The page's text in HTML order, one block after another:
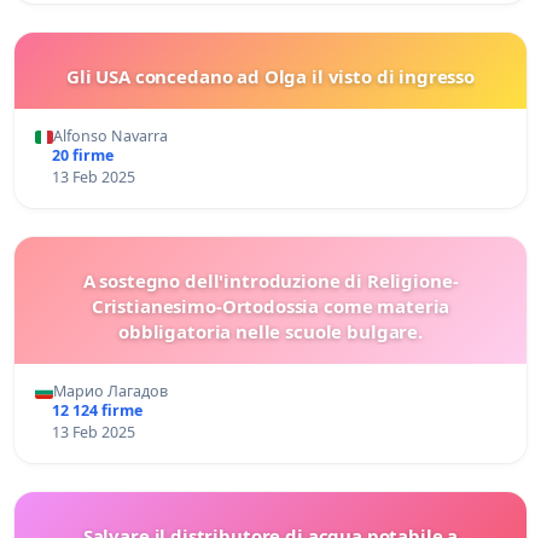
Gli USA concedano ad Olga il visto di ingresso
Alfonso Navarra
20 firme
13 Feb 2025
A sostegno dell'introduzione di Religione-
Cristianesimo-Ortodossia come materia
obbligatoria nelle scuole bulgare.
Марио Лагадов
12 124 firme
13 Feb 2025